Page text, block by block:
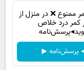
ممنوع ❌ در منزل از
کمر درد خلاص
پرسش‌نامه ▶